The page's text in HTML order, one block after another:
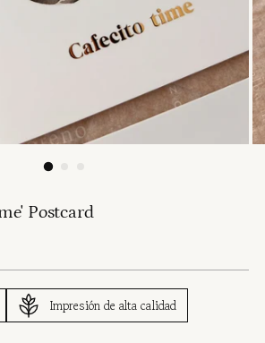
Postcard
Impresión de alta calidad